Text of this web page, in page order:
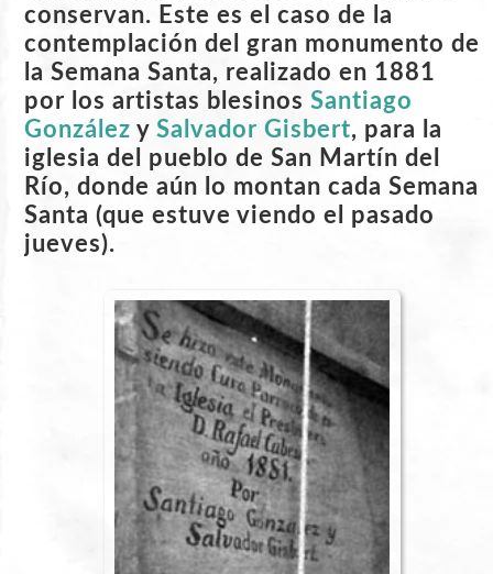
conservan. Este es el caso de la
contemplación del gran monumento de
la Semana Santa, realizado en 1881
por los artistas blesinosSantiago
González ySalvador Gisbert, para la
iglesia del pueblo de San Martín del
Río, donde aún lo montan cada Semana
Santa (que estuve viendo el pasado
jueves).